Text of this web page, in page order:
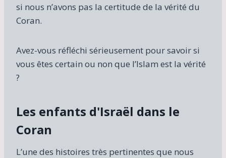
si nous n’avons pas la certitude de la vérité du
Coran.
Avez-vous réfléchi sérieusement pour savoir si
vous êtes certain ou non que l’Islam est la vérité
?
Les enfants d'Israël dans le
Coran
L’une des histoires très pertinentes que nous